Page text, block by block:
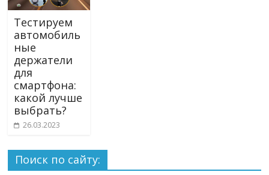
Тестируем
автомобиль
ные
держатели
для
смартфона:
какой лучше
выбрать?
26.03.2023
Поиск по сайту: